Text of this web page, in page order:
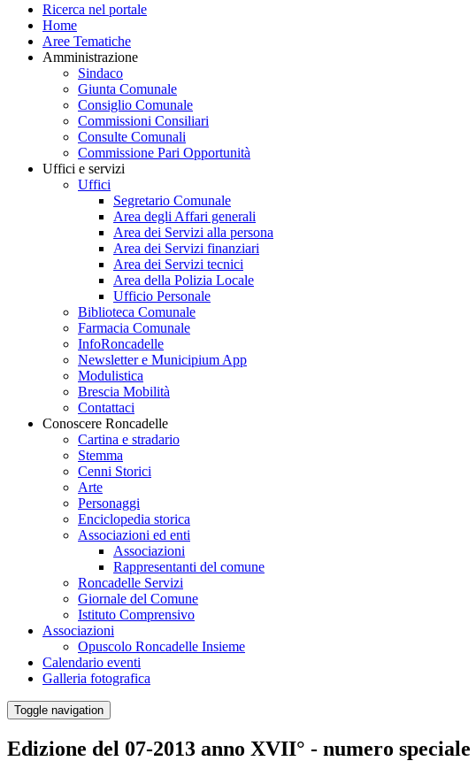
Ricerca nel portale
Home
Aree Tematiche
Amministrazione
Sindaco
Giunta Comunale
Consiglio Comunale
Commissioni Consiliari
Consulte Comunali
Commissione Pari Opportunità
Uffici e servizi
Uffici
Segretario Comunale
Area degli Affari generali
Area dei Servizi alla persona
Area dei Servizi finanziari
Area dei Servizi tecnici
Area della Polizia Locale
Ufficio Personale
Biblioteca Comunale
Farmacia Comunale
InfoRoncadelle
Newsletter e Municipium App
Modulistica
Brescia Mobilità
Contattaci
Conoscere Roncadelle
Cartina e stradario
Stemma
Cenni Storici
Arte
Personaggi
Enciclopedia storica
Associazioni ed enti
Associazioni
Rappresentanti del comune
Roncadelle Servizi
Giornale del Comune
Istituto Comprensivo
Associazioni
Opuscolo Roncadelle Insieme
Calendario eventi
Galleria fotografica
Toggle navigation
Edizione del 07-2013 anno XVII° - numero speciale